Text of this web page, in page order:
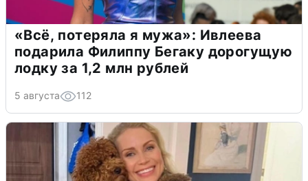
«Всё, потеряла я мужа»: Ивлеева
подарила Филиппу Бегаку дорогущую
лодку за 1,2 млн рублей
5 августа 112